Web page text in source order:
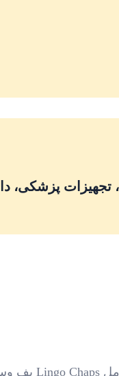
تجهیزات پزشکی،